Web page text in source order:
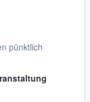
pünktlich